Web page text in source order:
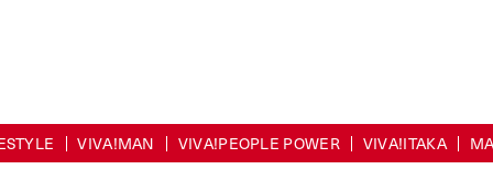
VIVA!MAN VIVA!PEOPLE POWER VIVA!ITAKA